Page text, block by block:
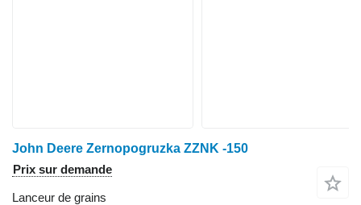
John Deere Zernopogruzka ZZNK -150
Prix sur demande
Lanceur de grains